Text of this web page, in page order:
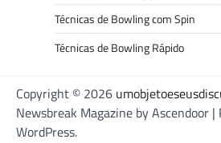
Técnicas de Bowling com Spin
Técnicas de Bowling Rápido
Copyright © 2026
Newsbreak Magazine byAscendoor |
WordPress.